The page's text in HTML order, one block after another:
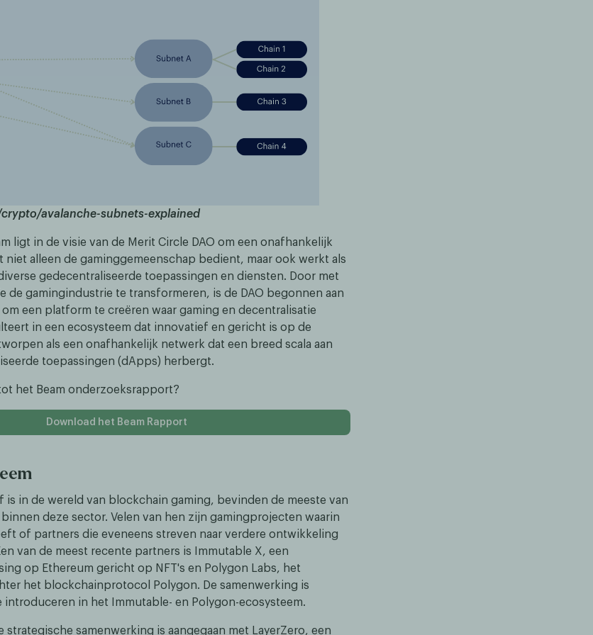
avalanche-subnets-explained
ligt in de visie van de Merit Circle DAO om een onafhankelijk
niet alleen de gaminggemeenschap bedient, maar ook werkt als
gedecentraliseerde toepassingen en diensten. Door met
de gamingindustrie te transformeren, is de DAO begonnen aan
een platform te creëren waar gaming en decentralisatie
in een ecosysteem dat innovatief en gericht is op de
als een onafhankelijk netwerk dat een breed scala aan
toepassingen (dApps) herbergt.
het Beam onderzoeksrapport?
Download het Beam Rapport
is in de wereld van blockchain gaming, bevinden de meeste van
deze sector. Velen van hen zijn gamingprojecten waarin
of partners die eveneens streven naar verdere ontwikkeling
van de meest recente partners is Immutable X, een
op Ethereum gericht op NFT's en Polygon Labs, het
het blockchainprotocol Polygon. De samenwerking is
introduceren in het Immutable- en Polygon-ecosysteem.
strategische samenwerking is aangegaan met LayerZero, een